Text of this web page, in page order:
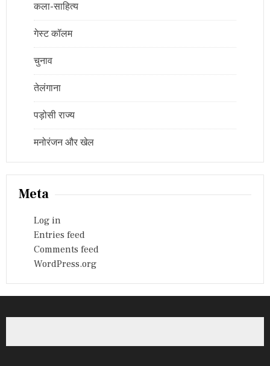
कला-साहित्य
गेस्ट कॉलम
चुनाव
तेलंगाना
पड़ोसी राज्य
मनोरंजन और खेल
Meta
Log in
Entries feed
Comments feed
WordPress.org